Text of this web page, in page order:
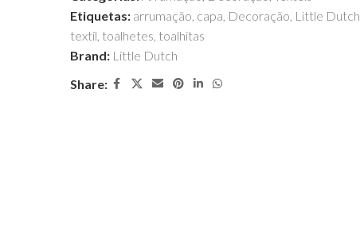
Etiquetas: arrumação, capa, Decoração, Little Dutch
textil, toalhetes, toalhitas
Brand: Little Dutch
Share: